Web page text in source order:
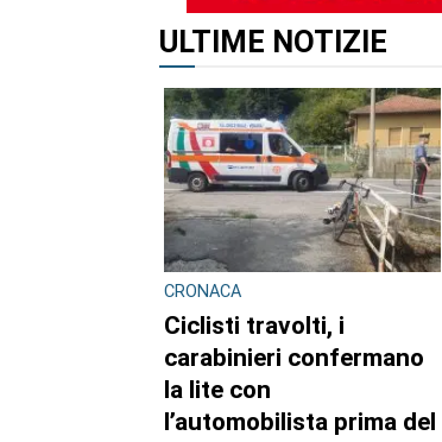
ULTIME NOTIZIE
CRONACA
Ciclisti travolti, i
carabinieri confermano
la lite con
l’automobilista prima del